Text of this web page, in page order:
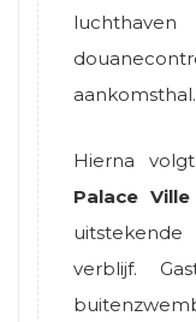
aankomsthal.
Hierna
Palace
verblijf.